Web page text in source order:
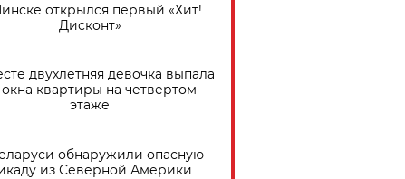
открылся первый «Хит!
Дисконт»
двухлетняя девочка выпала
окна квартиры на четвертом
этаже
обнаружили опасную
из Северной Америки